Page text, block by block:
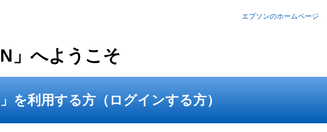
エプソンのホームページ
」へようこそ
」を利用する方（ログインする方）